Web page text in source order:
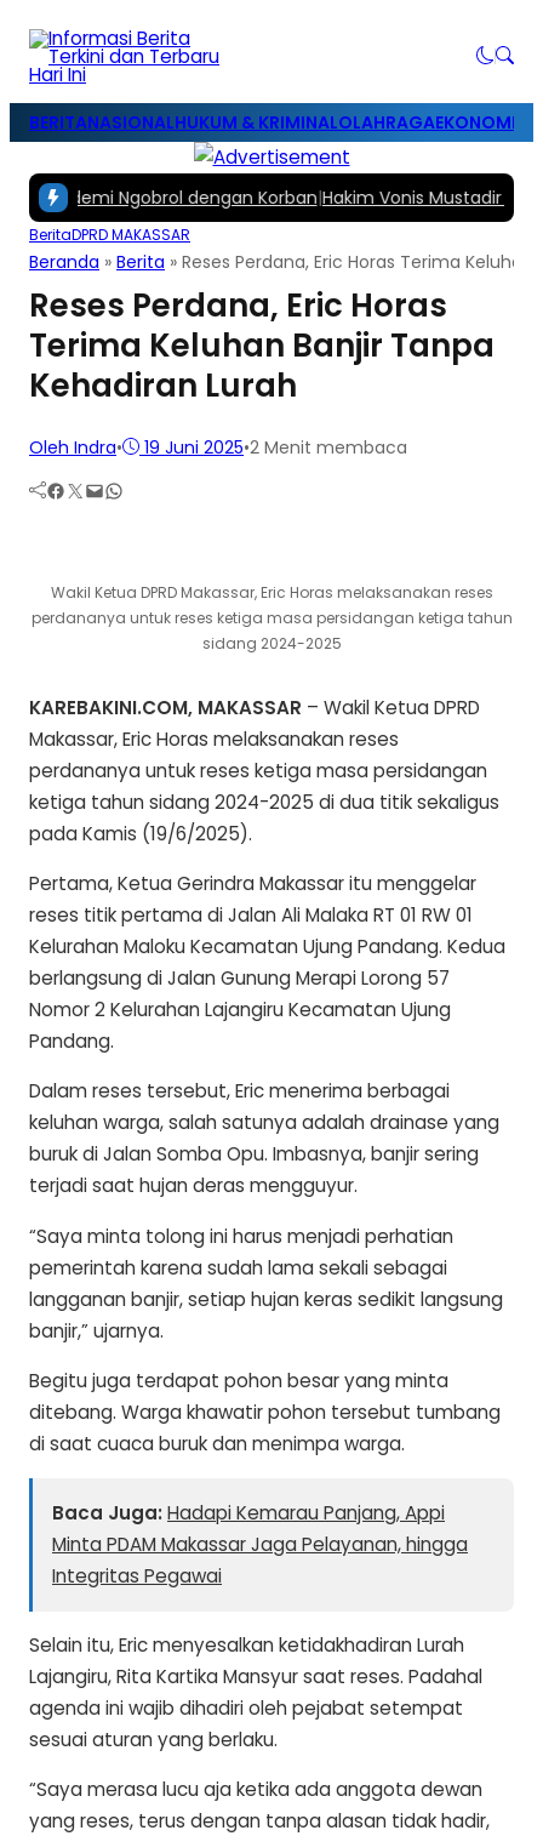
BERITANASIONALHUKUM & KRIMINALOLAHRAGAEKONOMI &
demi Ngobrol dengan Korban|Hakim Vonis Mustadir Suami
BeritaDPRD MAKASSAR
Beranda » Berita » Reses Perdana, Eric Horas Terima
Reses Perdana, Eric Horas
Terima Keluhan Banjir Tanpa
Kehadiran Lurah
Oleh Indra• 19 Juni 2025•2 Menit membaca
Facebook Twitter Mail WhatsApp
Wakil Ketua DPRD Makassar, Eric Horas melaksanakan reses
perdananya untuk reses ketiga masa persidangan ketiga tahun
sidang 2024-2025
KAREBAKINI.COM, MAKASSAR – Wakil Ketua DPRD
Makassar, Eric Horas melaksanakan reses
perdananya untuk reses ketiga masa persidangan
ketiga tahun sidang 2024-2025 di dua titik sekaligus
pada Kamis (19/6/2025).
Pertama, Ketua Gerindra Makassar itu menggelar
reses titik pertama di Jalan Ali Malaka RT 01 RW 01
Kelurahan Maloku Kecamatan Ujung Pandang. Kedua
berlangsung di Jalan Gunung Merapi Lorong 57
Nomor 2 Kelurahan Lajangiru Kecamatan Ujung
Pandang.
Dalam reses tersebut, Eric menerima berbagai
keluhan warga, salah satunya adalah drainase yang
buruk di Jalan Somba Opu. Imbasnya, banjir sering
terjadi saat hujan deras mengguyur.
“Saya minta tolong ini harus menjadi perhatian
pemerintah karena sudah lama sekali sebagai
langganan banjir, setiap hujan keras sedikit langsung
banjir,” ujarnya.
Begitu juga terdapat pohon besar yang minta
ditebang. Warga khawatir pohon tersebut tumbang
di saat cuaca buruk dan menimpa warga.
Baca Juga:Hadapi Kemarau Panjang, Appi
Minta PDAM Makassar Jaga Pelayanan, hingga
Integritas Pegawai
Selain itu, Eric menyesalkan ketidakhadiran Lurah
Lajangiru, Rita Kartika Mansyur saat reses. Padahal
agenda ini wajib dihadiri oleh pejabat setempat
sesuai aturan yang berlaku.
“Saya merasa lucu aja ketika ada anggota dewan
yang reses, terus dengan tanpa alasan tidak hadir,